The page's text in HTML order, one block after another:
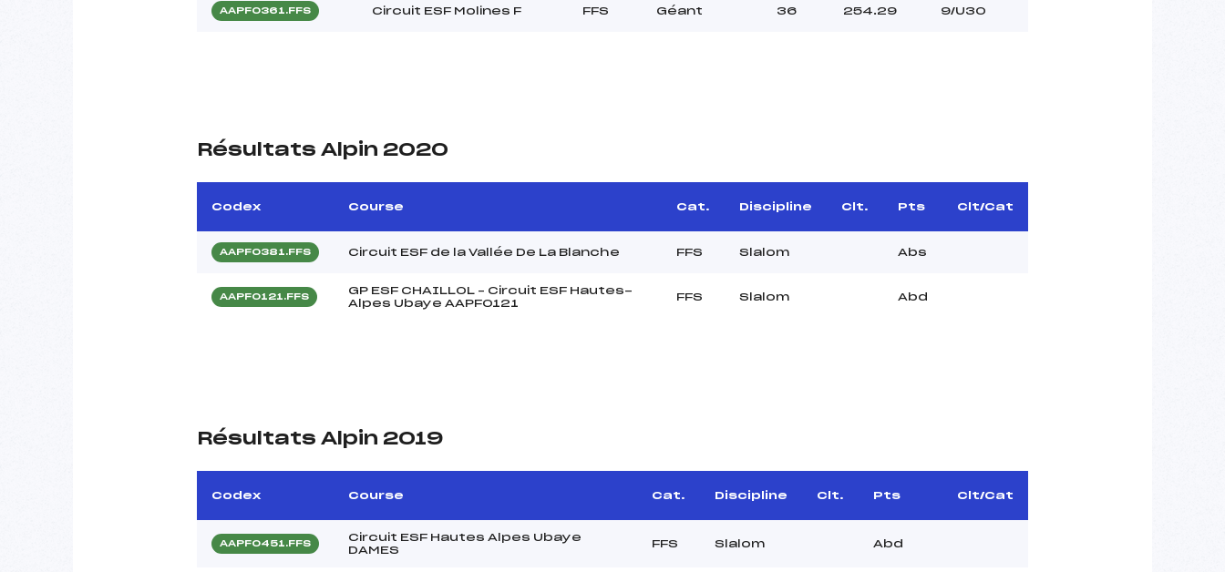
AAPF0361.FFS Circuit ESF Molines F FFS Géant 36 254.29 9/U30
Résultats Alpin 2020
Codex Course Cat. Discipline Clt. Pts Clt/Cat
AAPF0381.FFS Circuit ESF de la Vallée De La Blanche FFS Slalom Abs
AAPF0121.FFS
GP ESF CHAILLOL – Circuit ESF Hautes-
Alpes Ubaye AAPF0121
FFS Slalom Abd
Résultats Alpin 2019
Codex Course Cat. Discipline Clt. Pts Clt/Cat
AAPF0451.FFS
Circuit ESF Hautes Alpes Ubaye
DAMES
FFS Slalom Abd